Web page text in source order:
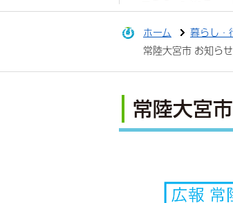
ホーム 暮らし・
常陸大宮市 お知ら
常陸大宮